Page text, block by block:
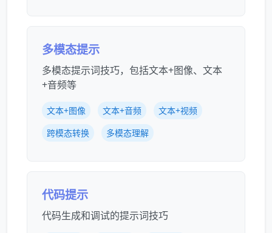
多模态提示
多模态提示词技巧，包括文本+图像、文本
+音频等
文本+图像 文本+音频
文本+视频
跨模态转换
多模态理解
代码提示
代码生成和调试的提示词技巧